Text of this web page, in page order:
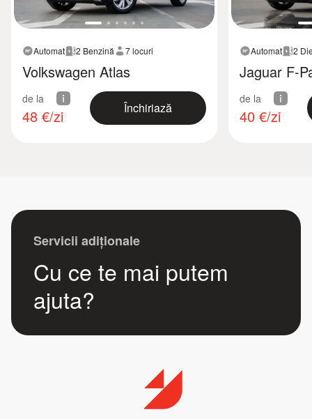
Automat 2 Benzină 7 locuri
Volkswagen Atlas
de la
48 €/zi Închiriază
Automat 2
Jaguar F-
de la
40 €/zi
Servicii adiționale
Cu ce te mai putem
ajuta?